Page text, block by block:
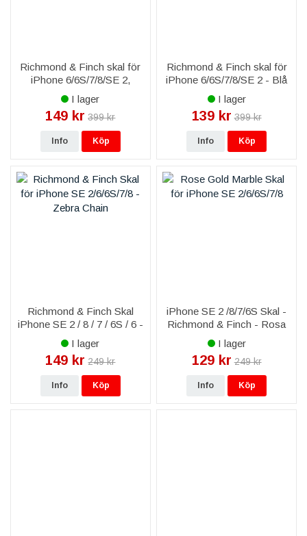
Richmond & Finch skal för
iPhone 6/6S/7/8/SE 2,
Blommig Rutig
I lager
149 kr 399 kr
Info Köp
Richmond & Finch skal för
iPhone 6/6S/7/8/SE 2 - Blå
Jeans
I lager
139 kr 399 kr
Info Köp
Richmond & Finch Skal
iPhone SE 2 / 8 / 7 / 6S / 6 -
Zebra Kedja
I lager
149 kr 249 kr
Info Köp
iPhone SE 2 /8/7/6S Skal -
Richmond & Finch - Rosa
Guld Marmor
I lager
129 kr 249 kr
Info Köp